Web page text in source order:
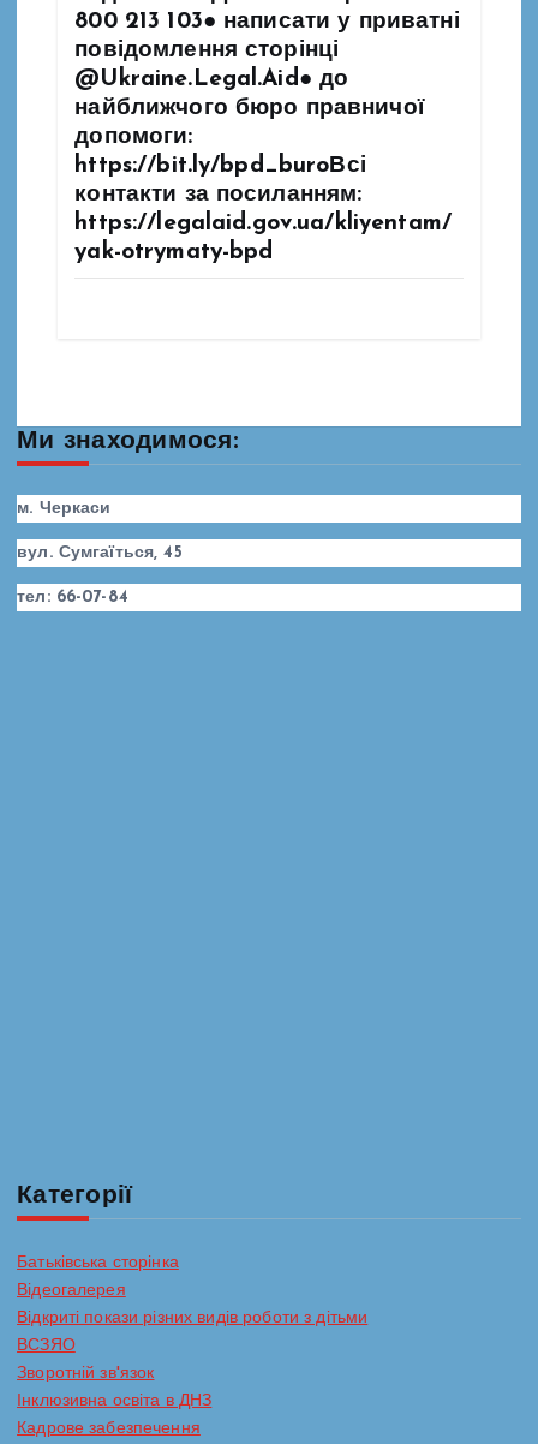
800 213 103● написати у приватні
повідомлення сторінці
@Ukraine.Legal.Aid● до
найближчого бюро правничої
допомоги:
https://bit.ly/bpd_buroВсі
контакти за посиланням:
https://legalaid.gov.ua/kliyentam/
yak-otrymaty-bpd
Ми знаходимося:
м. Черкаси
вул. Сумгаїться, 45
тел: 66-07-84
Категорії
Батьківська сторінка
Відеогалерея
Відкриті покази різних видів роботи з дітьми
ВСЗЯО
Зворотній зв'язок
Інклюзивна освіта в ДНЗ
Кадрове забезпечення